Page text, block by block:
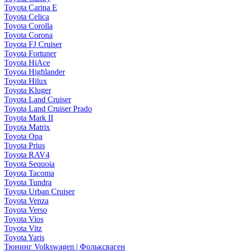
Toyota Carina E
Toyota Celica
Toyota Corolla
Toyota Corona
Toyota FJ Cruiser
Toyota Fortuner
Toyota HiAce
Toyota Highlander
Toyota Hilux
Toyota Kluger
Toyota Land Cruiser
Toyota Land Cruiser Prado
Toyota Mark II
Toyota Matrix
Toyota Opa
Toyota Prius
Toyota RAV4
Toyota Sequoia
Toyota Tacoma
Toyota Tundra
Toyota Urban Cruiser
Toyota Venza
Toyota Verso
Toyota Vios
Toyota Vitz
Toyota Yaris
Тюнинг Volkswagen | Фольксваген